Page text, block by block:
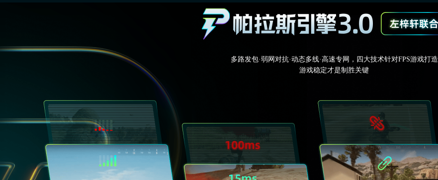
多路发包·弱网对抗·动态多线·高速专网，四大技术针对FPS游戏打造
游戏稳定才是制胜关键